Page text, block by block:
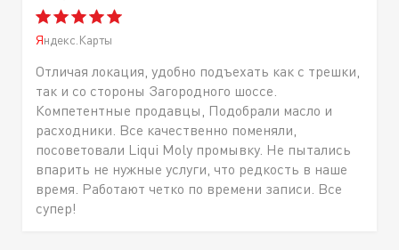
Яндекс.Карты
Отличая локация, удобно подъехать как с трешки,
так и со стороны Загородного шоссе.
Компетентные продавцы, Подобрали масло и
расходники. Все качественно поменяли,
посоветовали Liqui Moly промывку. Не пытались
впарить не нужные услуги, что редкость в наше
время. Работают четко по времени записи. Все
супер!